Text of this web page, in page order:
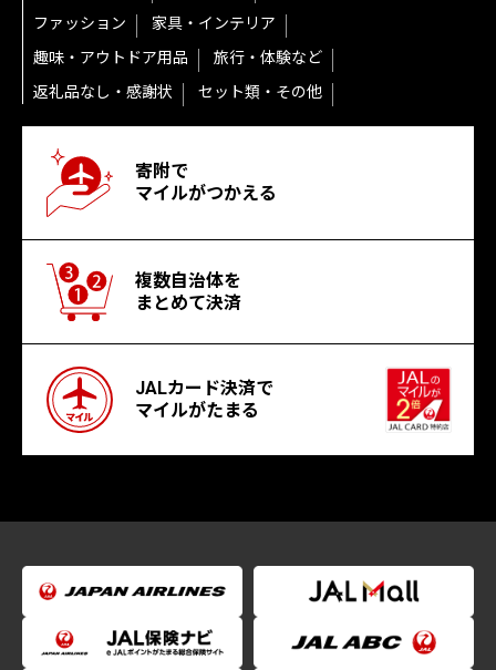
ファッション
家具・インテリア
趣味・アウトドア用品
旅行・体験など
返礼品なし・感謝状
セット類・その他
寄附で
マイルがつかえる
複数自治体を
まとめて決済
JALカード決済で
マイルがたまる